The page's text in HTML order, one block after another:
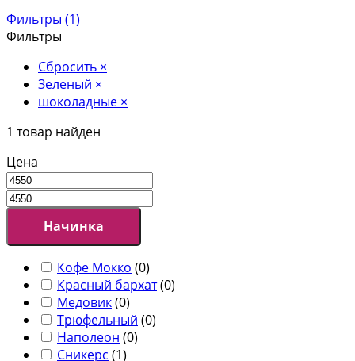
Фильтры (1)
Фильтры
Сбросить ×
Зеленый ×
шоколадные ×
1 товар найден
Цена
Начинка
Кофе Мокко (0)
Красный бархат(0)
Медовик(0)
Трюфельный (0)
Наполеон (0)
Сникерс (1)